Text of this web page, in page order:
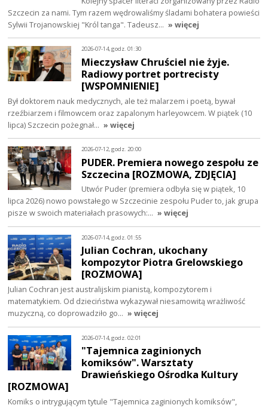
Szczecin za nami. Tym razem wędrowaliśmy śladami bohatera powieści
Sylwii Trojanowskiej "Król tanga". Tadeusz… » więcej
2026-07-14, godz. 01:30
Mieczysław Chruściel nie żyje.
Radiowy portret portrecisty
[WSPOMNIENIE]
Był doktorem nauk medycznych, ale też malarzem i poetą, bywał
rzeźbiarzem i filmowcem oraz zapalonym harleyowcem. W piątek (10
lipca) Szczecin pożegnał… » więcej
2026-07-12, godz. 20:00
PUDER. Premiera nowego zespołu ze
Szczecina [ROZMOWA, ZDJĘCIA]
Utwór Puder (premiera odbyła się w piątek, 10
lipca 2026) nowo powstałego w Szczecinie zespołu Puder to, jak grupa
pisze w swoich materiałach prasowych:… » więcej
2026-07-14, godz. 01:55
Julian Cochran, ukochany
kompozytor Piotra Grelowskiego
[ROZMOWA]
Julian Cochran jest australijskim pianistą, kompozytorem i
matematykiem. Od dzieciństwa wykazywał niesamowitą wrażliwość
muzyczną, co doprowadziło go… » więcej
2026-07-14, godz. 02:01
"Tajemnica zaginionych
komiksów". Warsztaty
Drawieńskiego Ośrodka Kultury
[ROZMOWA]
Komiks o intrygującym tytule "Tajemnica zaginionych komiksów",